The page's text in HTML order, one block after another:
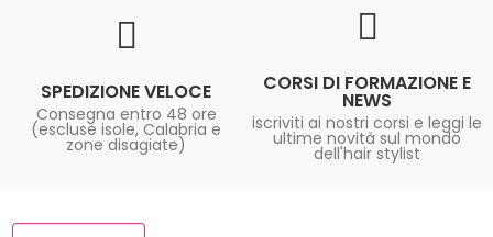
SPEDIZIONE VELOCE
Consegna entro 48 ore
(escluse isole, Calabria e
zone disagiate)
CORSI DI FORMAZIONE E
NEWS
iscriviti ai nostri corsi e leggi le
ultime novità sul mondo
dell'hair stylist